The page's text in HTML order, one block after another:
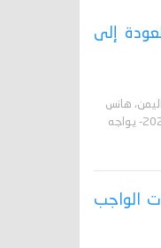
إلى
هانس
غروندبرغ، بشأن الوضع في اليمن عمّان، 7 آبأغسطس 2026- يواجه
الواجب